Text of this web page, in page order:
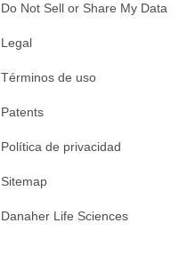
Do Not Sell or Share My Data
Legal
Términos de uso
Patents
Política de privacidad
Sitemap
Danaher Life Sciences